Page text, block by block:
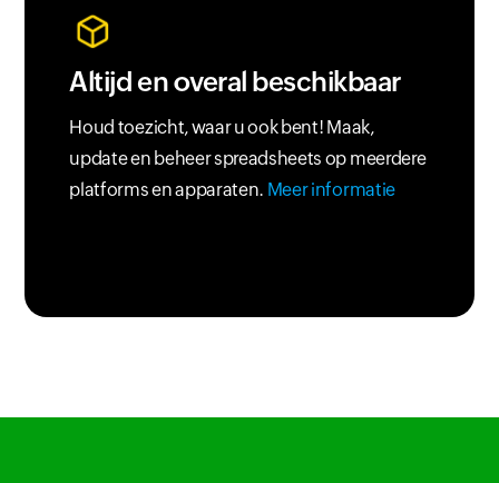
Altijd en overal beschikbaar
Houd toezicht, waar u ook bent! Maak,
update en beheer spreadsheets op meerdere
platforms en apparaten. Meer informatie